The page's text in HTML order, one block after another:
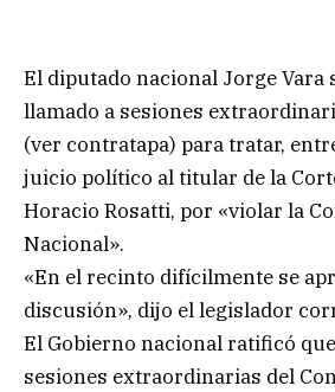
El diputado nacional Jorge Vara
llamado a sesiones
(ver contratapa) para tratar,
juicio político al titular de la
Horacio Rosatti, por «violar la
Nacional».
«En el recinto difícilmente se
discusión», dijo el legislador
El Gobierno nacional ratificó
sesiones extraordinarias del